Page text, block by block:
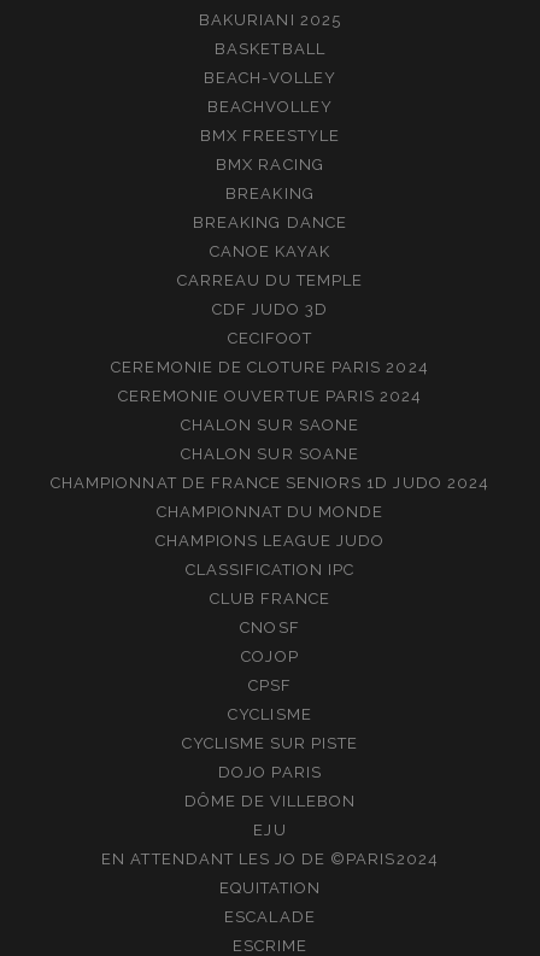
BAKURIANI 2025
BASKETBALL
BEACH-VOLLEY
BEACHVOLLEY
BMX FREESTYLE
BMX RACING
BREAKING
BREAKING DANCE
CANOE KAYAK
CARREAU DU TEMPLE
CDF JUDO 3D
CECIFOOT
CEREMONIE DE CLOTURE PARIS 2024
CEREMONIE OUVERTUE PARIS 2024
CHALON SUR SAONE
CHALON SUR SOANE
CHAMPIONNAT DE FRANCE SENIORS 1D JUDO 2024
CHAMPIONNAT DU MONDE
CHAMPIONS LEAGUE JUDO
CLASSIFICATION IPC
CLUB FRANCE
CNOSF
COJOP
CPSF
CYCLISME
CYCLISME SUR PISTE
DOJO PARIS
DÔME DE VILLEBON
EJU
EN ATTENDANT LES JO DE ©PARIS2024
EQUITATION
ESCALADE
ESCRIME